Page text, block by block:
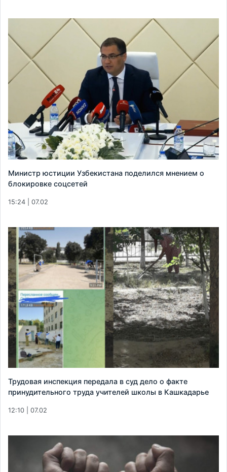
Министр юстиции Узбекистана поделился мнением о
блокировке соцсетей
15:24 | 07.02
Трудовая инспекция передала в суд дело о факте
принудительного труда учителей школы в Кашкадарье
12:10 | 07.02